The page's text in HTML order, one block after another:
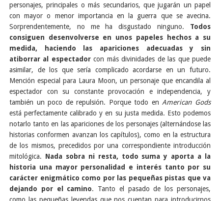
personajes, principales o más secundarios, que jugarán un papel
con mayor o menor importancia en la guerra que se avecina.
Sorprendentemente, no me ha disgustado ninguno. Todos
consiguen desenvolverse en unos papeles hechos a su
medida, haciendo las apariciones adecuadas y sin
atiborrar al espectadorcon más divinidades de las que puede
asimilar, de los que sería complicado acordarse en un futuro.
Mención especial para Laura Moon, un personaje que encandila al
espectador con su constante provocación e independencia, y
también un poco de repulsión. Porque todo enAmerican Gods
está perfectamente calibrado y en su justa medida. Esto podemos
notarlo tanto en las apariciones de los personajes (alternándose las
historias conformen avanzan los capítulos), como en la estructura
de los mismos, precedidos por una correspondiente introducción
mitológica. Nada sobra ni resta, todo suma y aporta a la
historia una mayor personalidad e interés tanto por su
carácter enigmático como por las pequeñas pistas que va
dejando por el camino. Tanto el pasado de los personajes,
como las pequeñas leyendas que nos cuentan para introducirnos